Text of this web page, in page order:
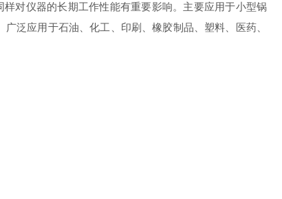
对仪器的长期工作性能有重要影响。主要应用于小型锅
泛应用于石油、化工、印刷、橡胶制品、塑料、医药、